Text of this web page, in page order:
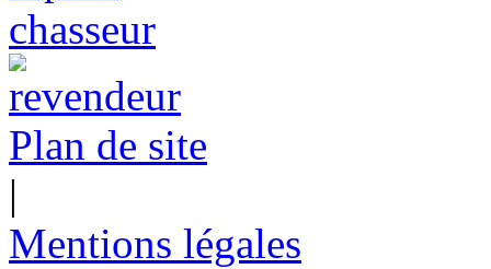
Plan de site
|
Mentions légales